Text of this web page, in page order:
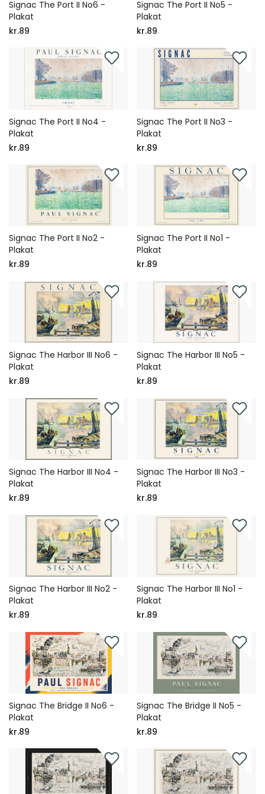
Signac The Port II No6 -
Plakat
kr.89
Signac The Port II No5 -
Plakat
kr.89
Signac The Port II No4 -
Plakat
kr.89
Signac The Port II No3 -
Plakat
kr.89
Signac The Port II No2 -
Plakat
kr.89
Signac The Port II No1 -
Plakat
kr.89
Signac The Harbor III No6 -
Plakat
kr.89
Signac The Harbor III No5 -
Plakat
kr.89
Signac The Harbor III No4 -
Plakat
kr.89
Signac The Harbor III No3 -
Plakat
kr.89
Signac The Harbor III No2 -
Plakat
kr.89
Signac The Harbor III No1 -
Plakat
kr.89
Signac The Bridge II No6 -
Plakat
kr.89
Signac The Bridge II No5 -
Plakat
kr.89